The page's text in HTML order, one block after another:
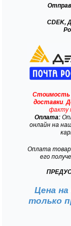
CDEK,
Стоимость
доставки .
факту
Оплата:
онлайн на
Оплата
его
Цена
только